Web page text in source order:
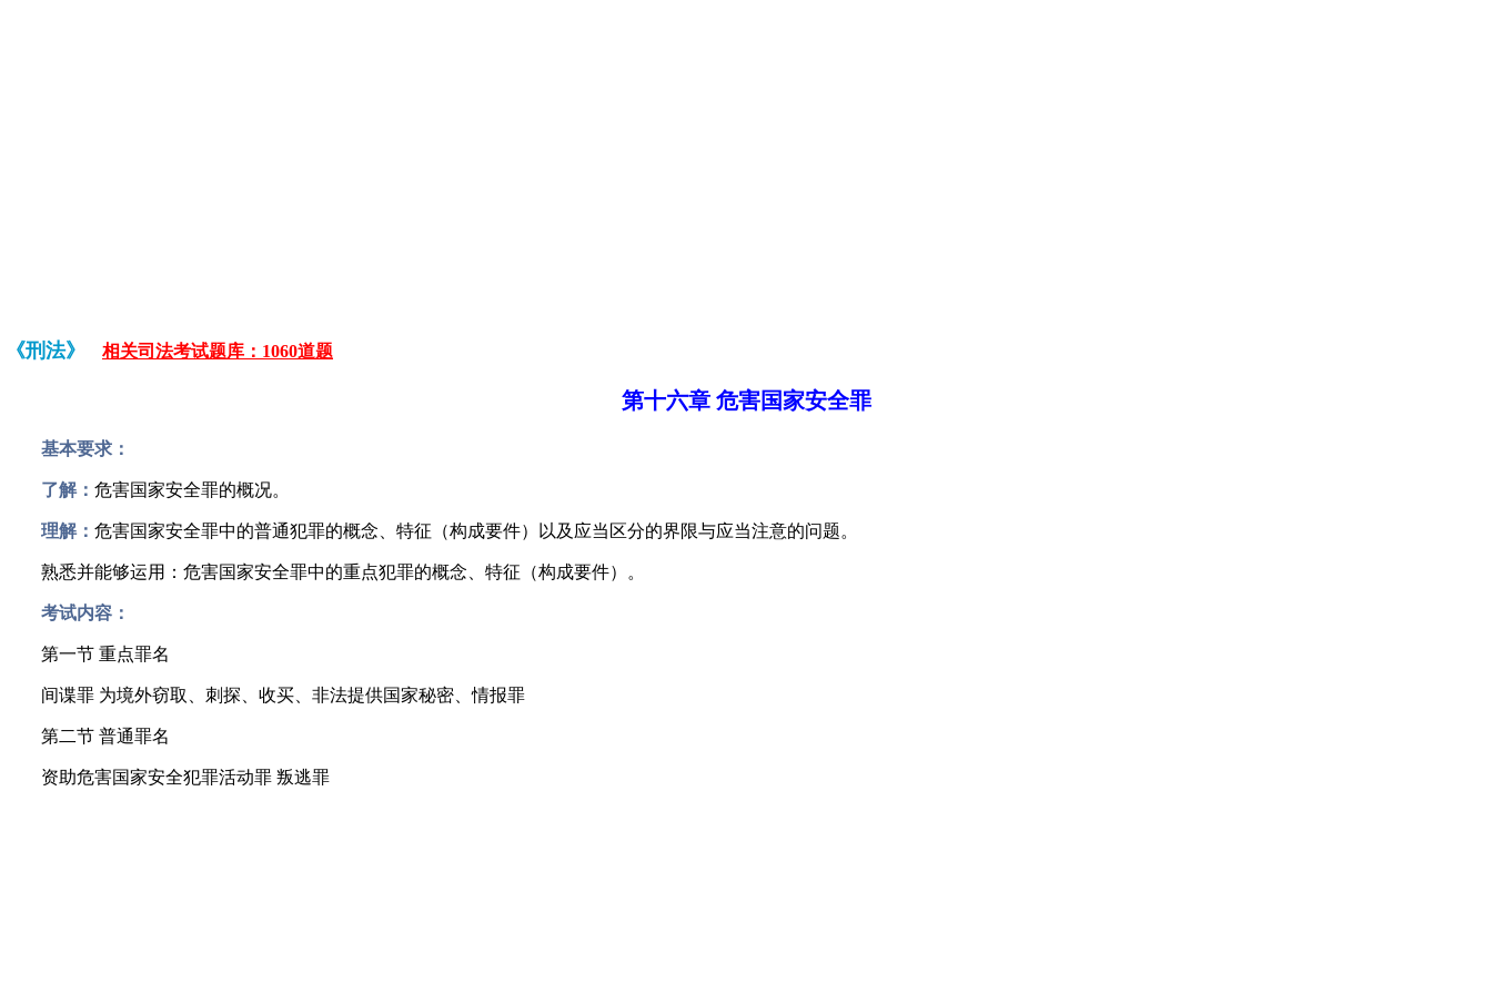
《刑法》 相关司法考试题库：1060道题
第十六章 危害国家安全罪
基本要求：
了解： 危害国家安全罪的概况。
理解： 危害国家安全罪中的普通犯罪的概念、特征（构成要件）以及应当区分的界限与应当注意的问题。
熟悉并能够运用：危害国家安全罪中的重点犯罪的概念、特征（构成要件）。
考试内容：
第一节 重点罪名
间谍罪 为境外窃取、刺探、收买、非法提供国家秘密、情报罪
第二节 普通罪名
资助危害国家安全犯罪活动罪 叛逃罪